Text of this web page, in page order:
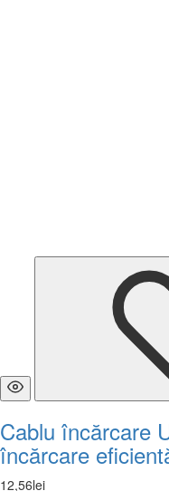
Cablu încărcare
încărcare
12,56lei